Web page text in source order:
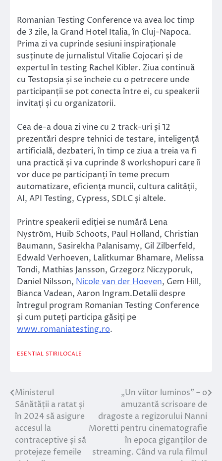
Romanian Testing Conference va avea loc timp
de 3 zile, la Grand Hotel Italia, în Cluj-Napoca.
Prima zi va cuprinde sesiuni inspiraționale
susținute de jurnalistul Vitalie Cojocari și de
expertul în testing Rachel Kibler. Ziua continuă
cu Testopsia și se încheie cu o petrecere unde
participanții se pot conecta între ei, cu speakerii
invitați și cu organizatorii.
Cea de-a doua zi vine cu 2 track-uri și 12
prezentări despre tehnici de testare, inteligență
artificială, dezbateri, în timp ce ziua a treia va fi
una practică și va cuprinde 8 workshopuri care îi
vor duce pe participanți în teme precum
automatizare, eficiența muncii, cultura calității,
AI, API Testing, Cypress, SDLC și altele.
Printre speakerii ediției se numără Lena
Nyström, Huib Schoots, Paul Holland, Christian
Baumann, Sasirekha Palanisamy, Gil Zilberfeld,
Edwald Verhoeven, Lalitkumar Bhamare, Melissa
Tondi, Mathias Jansson, Grzegorz Niczyporuk,
Daniel Nilsson, Nicole van der Hoeven, Gem Hill,
Bianca Vadean, Aaron Ingram.Detalii despre
întregul program Romanian Testing Conference
și cum puteți participa găsiți pe
www.romaniatesting.ro.
ESENTIAL STIRI LOCALE
Navigare
în
articole
Ministerul
Sănătății a ratat și
în 2024 să asigure
accesul la
contraceptive și să
protejeze femeile
„Un viitor luminos” – o
amuzantă scrisoare de
dragoste a regizorului Nanni
Moretti pentru cinematografie
în epoca giganților de
streaming. Când va rula filmul